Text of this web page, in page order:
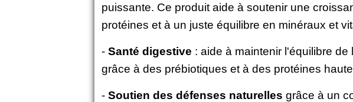
puissante. Ce produit aide à soutenir une
protéines et à un juste équilibre en minéraux et
- Santé digestive : aide à maintenir l'équilibre
grâce à des prébiotiques et à des protéines
- Soutien des défenses naturelles grâce à un